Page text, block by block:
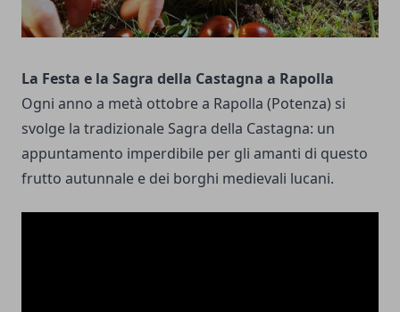
La Festa e la Sagra della Castagna a Rapolla
Ogni anno a metà ottobre a Rapolla (Potenza) si
svolge la tradizionale Sagra della Castagna: un
appuntamento imperdibile per gli amanti di questo
frutto autunnale e dei borghi medievali lucani.